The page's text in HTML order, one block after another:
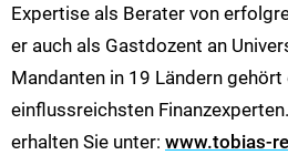
Expertise als Berater von
er auch als Gastdozent an
Mandanten in 19 Ländern
einflussreichsten
erhalten Sie unter: www.tobias-